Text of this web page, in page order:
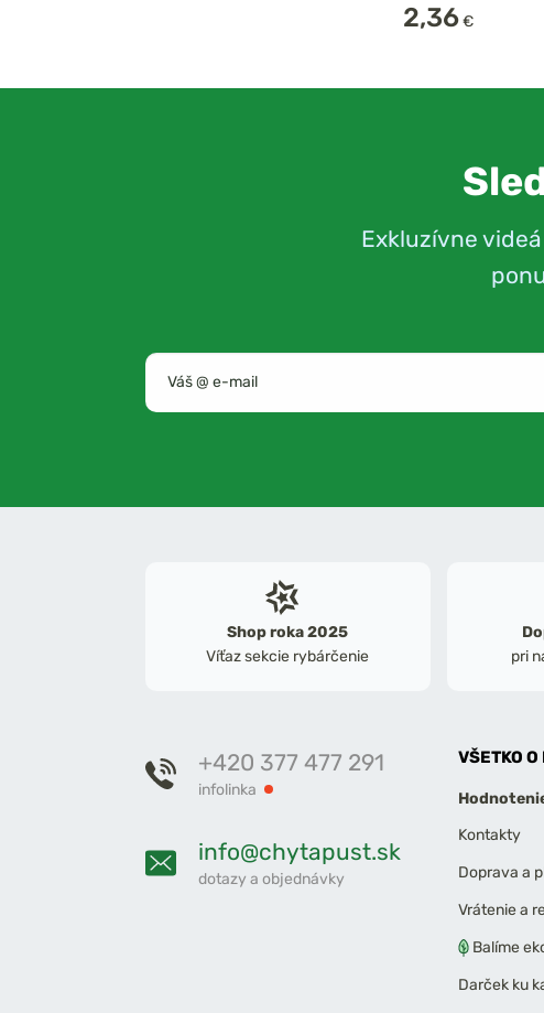
2,36€
Exkluzívne
Shop roka 2025
Víťaz sekcie rybárčenie
pri
+420 377 477 291
infolinka
info@chytapust.sk
dotazy a objednávky
VŠETKO
Kontakty
Doprava a
Vrátenie a
Balíme
Darček ku